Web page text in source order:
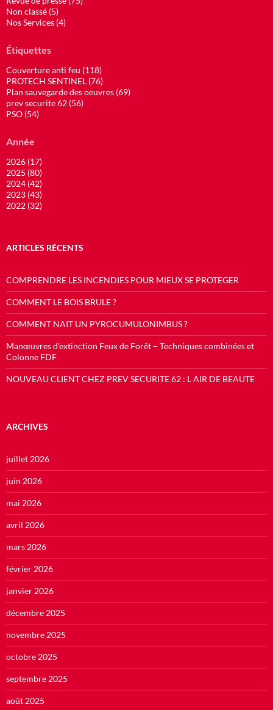
Non classé (5)
Nos Services (4)
Étiquettes
Couverture anti feu (118)
PROTECH SENTINEL (76)
Plan sauvegarde des oeuvres (69)
prev securite 62 (56)
PSO (54)
Année
2026 (17)
2025 (80)
2024 (42)
2023 (43)
2022 (32)
ARTICLES RÉCENTS
COMPRENDRE LES INCENDIES POUR MIEUX SE PROTEGER
COMMENT LE BOIS BRULE ?
COMMENT NAIT UN PYROCUMULONIMBUS ?
Manœuvres d’extinction Feux de Forêt – Techniques combinées et
Colonne FDF
NOUVEAU CLIENT CHEZ PREV SECURITE 62 : L AIR DE BEAUTE
ARCHIVES
juillet 2026
juin 2026
mai 2026
avril 2026
mars 2026
février 2026
janvier 2026
décembre 2025
novembre 2025
octobre 2025
septembre 2025
août 2025